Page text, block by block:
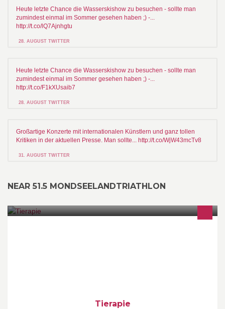
Heute letzte Chance die Wasserskishow zu besuchen - sollte man
zumindest einmal im Sommer gesehen haben ;) -...
http://t.co/lQ7Ajnhgtu
28. AUGUST TWITTER
Heute letzte Chance die Wasserskishow zu besuchen - sollte man
zumindest einmal im Sommer gesehen haben ;) -...
http://t.co/F1kXUsaib7
28. AUGUST TWITTER
Großartige Konzerte mit internationalen Künstlern und ganz tollen
Kritiken in der aktuellen Presse. Man sollte... http://t.co/WjW43mcTv8
31. AUGUST TWITTER
NEAR 51.5 MONDSEELANDTRIATHLON
Tierapie